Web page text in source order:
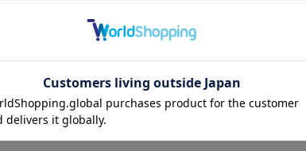
お気に入り商品を確認する